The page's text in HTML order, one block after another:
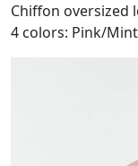
Chiffon oversized
4 colors: Pink/